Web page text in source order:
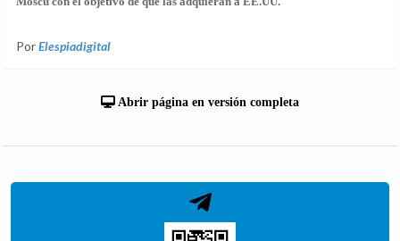
PorElespiadigital
Abrir página en versión completa